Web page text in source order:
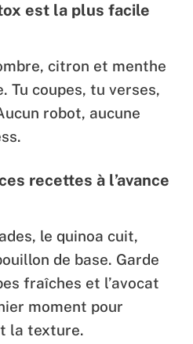
est la plus facile
citron et menthe
Tu coupes, tu verses,
robot, aucune
recettes à l’avance
le quinoa cuit,
de base. Garde
fraîches et l’avocat
moment pour
la texture.